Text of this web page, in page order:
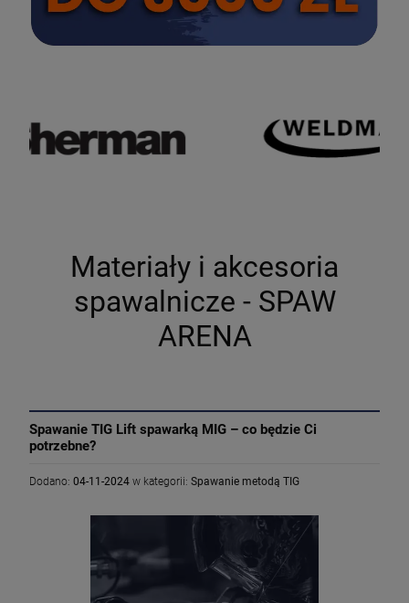
Spawanie TIG Lift spawarką MIG – co będzie Ci
potrzebne?
Dodano: 04-11-2024 w kategorii: Spawanie metodą TIG
Materiały i akcesoria
spawalnicze - SPAW
ARENA